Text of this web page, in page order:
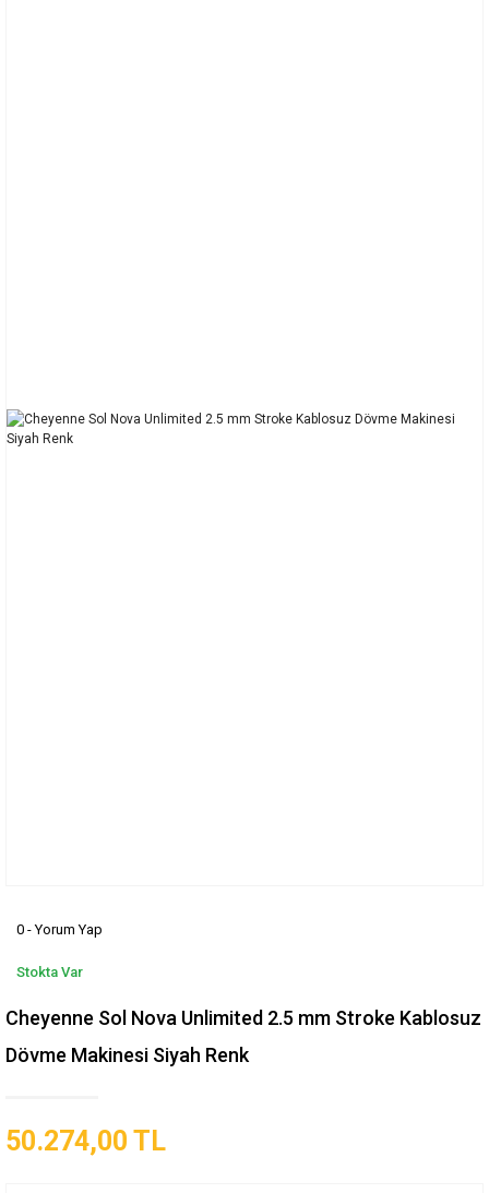
0 - Yorum Yap
Stokta Var
Cheyenne Sol Nova Unlimited 2.5 mm Stroke Kablosuz
Dövme Makinesi Siyah Renk
50.274,00 TL